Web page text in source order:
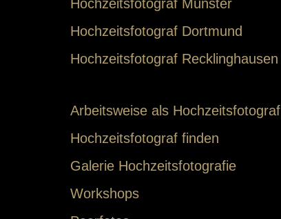
Hochzeitsfotograf Münster
Hochzeitsfotograf Dortmund
Hochzeitsfotograf Recklinghausen
Arbeitsweise als Hochzeitsfotograf
Hochzeitsfotograf finden
Galerie Hochzeitsfotografie
Workshops